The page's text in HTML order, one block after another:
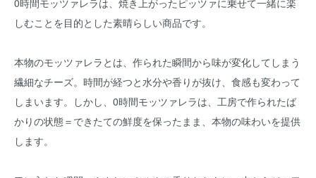
0時間モッツァレラは、焼き上がったピッツァに乗せて一緒に楽
しむことを目的とした素晴らしい商品です。
本物のモッツァレラとは、作られた瞬間から味が変化してしまう
繊細なチーズ。時間が経つと水分や香りが抜け、食感も変わって
しまいます。しかし、0時間モッツァレラは、工房で作られたば
かりの状態＝できたての鮮度を保ったまま、本物の味わいを提供
します。